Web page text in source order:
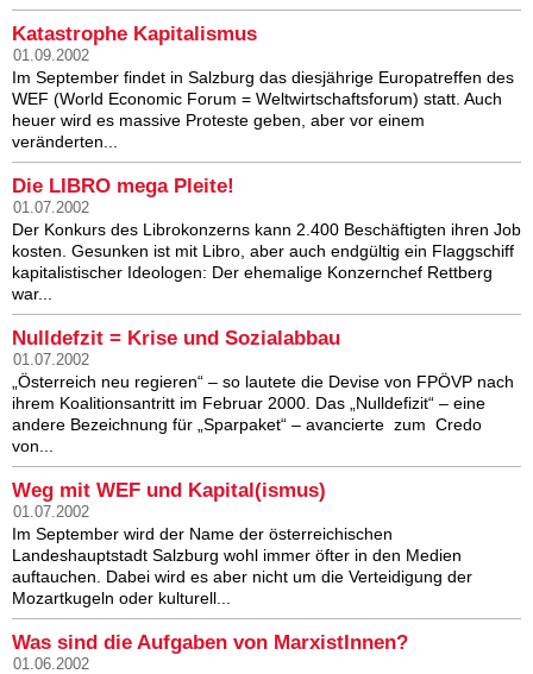
Katastrophe Kapitalismus
01.09.2002
Im September findet in Salzburg das diesjährige Europatreffen des
WEF (World Economic Forum = Weltwirtschaftsforum) statt. Auch
heuer wird es massive Proteste geben, aber vor einem
veränderten...
Die LIBRO mega Pleite!
01.07.2002
Der Konkurs des Librokonzerns kann 2.400 Beschäftigten ihren Job
kosten. Gesunken ist mit Libro, aber auch endgültig ein Flaggschiff
kapitalistischer Ideologen: Der ehemalige Konzernchef Rettberg
war...
Nulldefzit = Krise und Sozialabbau
01.07.2002
„Österreich neu regieren“ – so lautete die Devise von FPÖVP nach
ihrem Koalitionsantritt im Februar 2000. Das „Nulldefizit“ – eine
andere Bezeichnung für „Sparpaket“ – avancierte zum Credo
von...
Weg mit WEF und Kapital(ismus)
01.07.2002
Im September wird der Name der österreichischen
Landeshauptstadt Salzburg wohl immer öfter in den Medien
auftauchen. Dabei wird es aber nicht um die Verteidigung der
Mozartkugeln oder kulturell...
Was sind die Aufgaben von MarxistInnen?
01.06.2002